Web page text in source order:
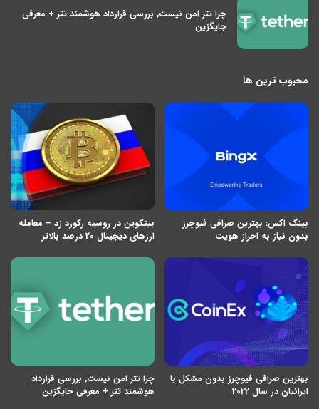
چرا تتر امن نیست, بررسی قرارداد هوشمند تتر + معرفی
جایگزین
محبوب ترین ها
بینگ اکس: بهترین صرافی فیوچرز
بدون نیاز به احراز هویت
بیتکوین در روسیه رکورد زد – معامله
ارزهای دیجیتال 20 درصد بالاتر
بهترین صرافی فیوچرز بدون مشکل با
ایرانیان در سال 2022
چرا تتر امن نیست, بررسی قرارداد
هوشمند تتر + معرفی جایگزین